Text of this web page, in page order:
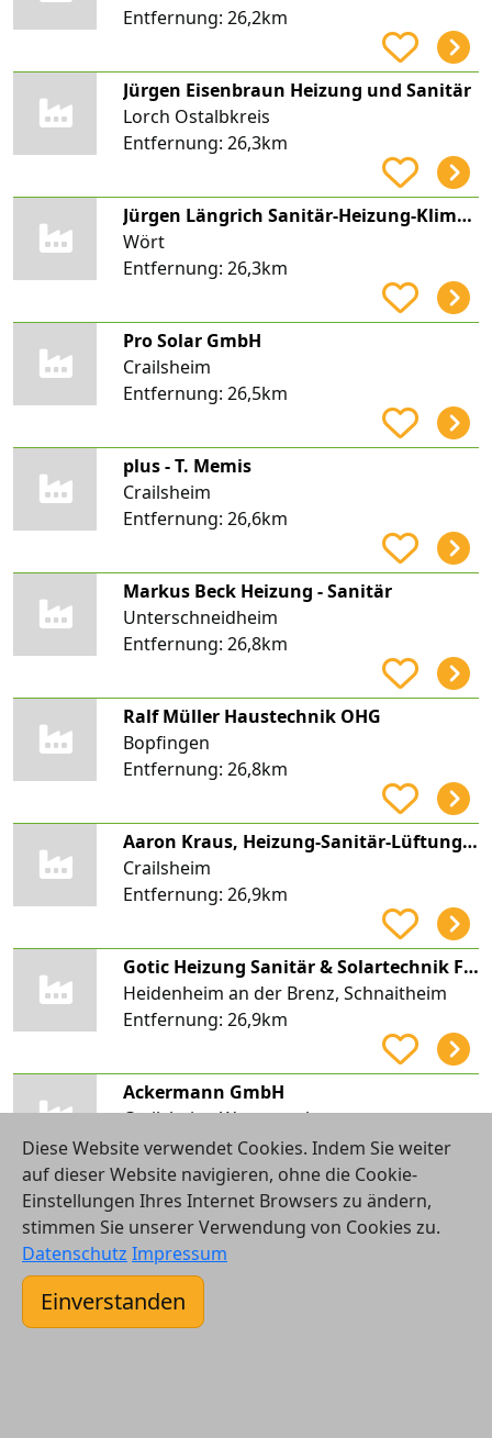
Entfernung: 26,2km
Jürgen Eisenbraun Heizung und Sanitär
Lorch Ostalbkreis
Entfernung: 26,3km
Jürgen Längrich Sanitär-Heizung-Klima-Solar
Wört
Entfernung: 26,3km
Pro Solar GmbH
Crailsheim
Entfernung: 26,5km
plus - T. Memis
Crailsheim
Entfernung: 26,6km
Markus Beck Heizung - Sanitär
Unterschneidheim
Entfernung: 26,8km
Ralf Müller Haustechnik OHG
Bopfingen
Entfernung: 26,8km
Aaron Kraus, Heizung-Sanitär-Lüftung-Solar, Heizung Kraus
Crailsheim
Entfernung: 26,9km
Gotic Heizung Sanitär & Solartechnik Fachbetrieb UG (haftungsbeschränkt)
Heidenheim an der Brenz, Schnaitheim
Entfernung: 26,9km
Ackermann GmbH
Crailsheim, Westgartshausen
Entfernung:26,9km
Donzdorf
Entfernung:27,1km
Diese Website verwendet Cookies. Indem Sie weiter
auf dieser Website navigieren, ohne die Cookie-
Einstellungen Ihres Internet Browsers zu ändern,
stimmen Sie unserer Verwendung von Cookies zu.
Datenschutz Impressum
Einverstanden